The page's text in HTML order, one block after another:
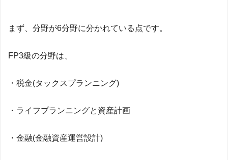
まず、分野が6分野に分かれている点です。
FP3級の分野は、
・税金(タックスプランニング)
・ライフプランニングと資産計画
・金融(金融資産運営設計)